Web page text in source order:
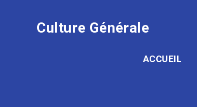
Culture Générale
ACCUEIL